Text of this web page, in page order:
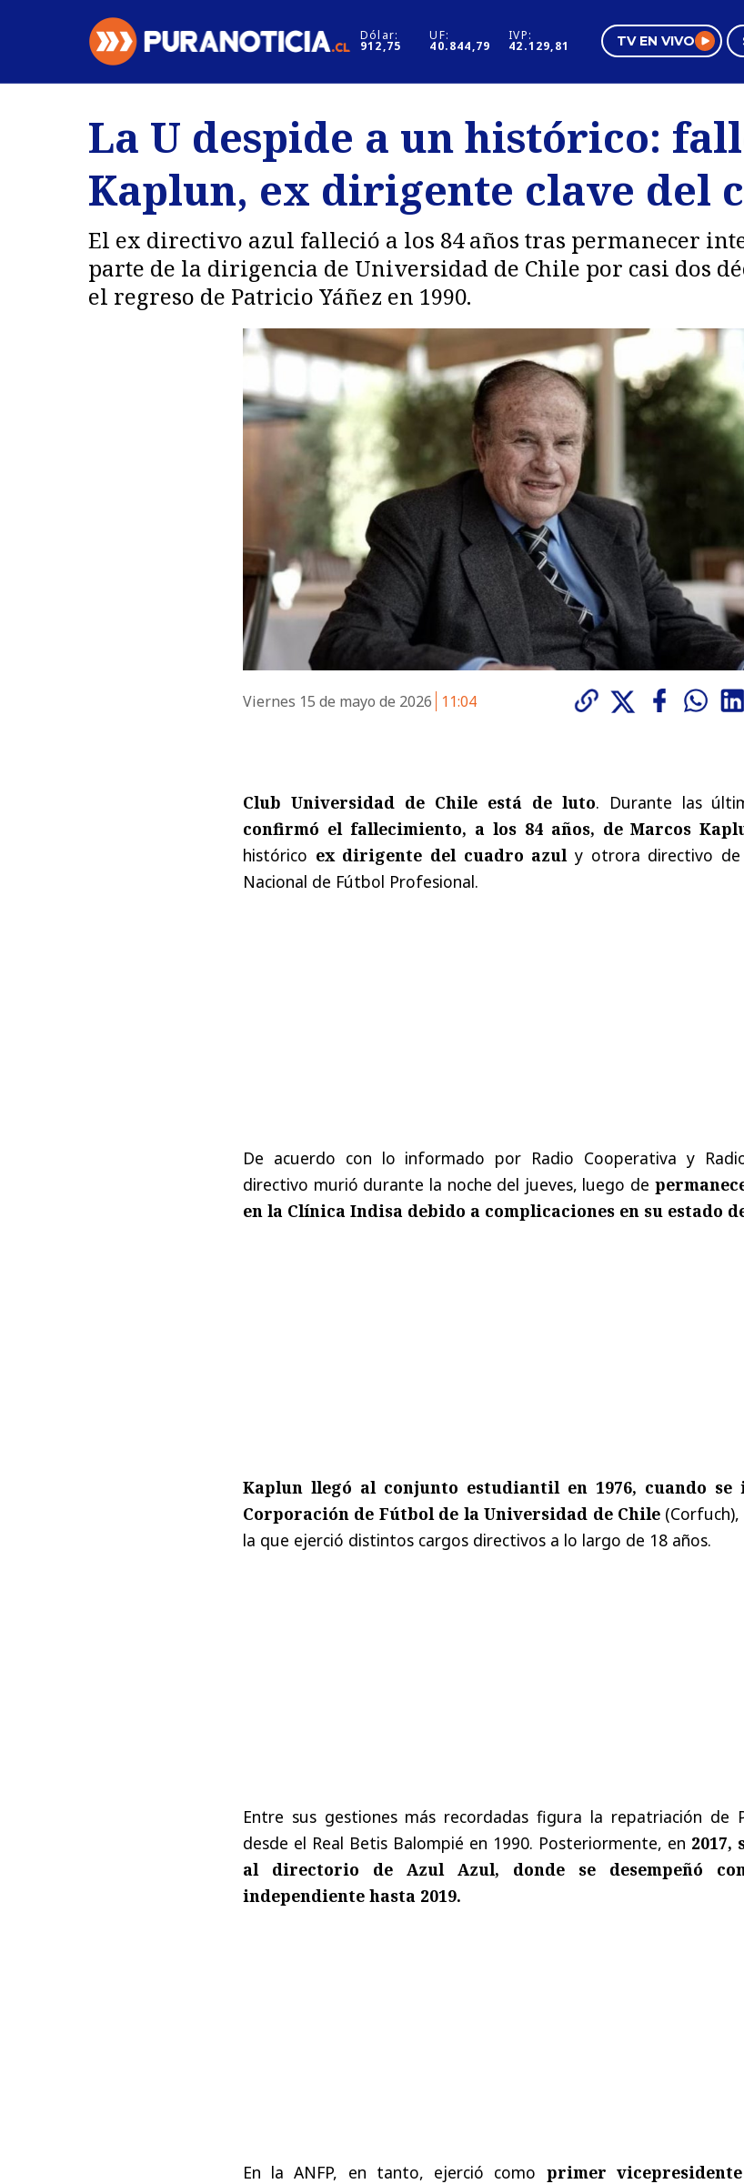
Dólar:
912,75
UF:
40.844,79
IVP:
42.129,81 TV EN VIVO
Regiones
Deportes
Internacional
Motores
Negocios
Pura Mujer
La U despide a un histórico:
Kaplun, ex dirigente clave del
El ex directivo azul falleció a los 84 años tras permanecer
parte de la dirigencia de Universidad de Chile por casi dos
el regreso de Patricio Yáñez en 1990.
Viernes 15 de mayo de 2026 11:04
Club Universidad de Chileestá de luto. Durante las
confirmó el fallecimiento, a los 84 años, deMarcos
histórico ex dirigente del cuadro azul y otrora directivo
Nacional de Fútbol Profesional.
De acuerdo con lo informado por Radio Cooperativa y
directivo murió durante la noche del jueves, luego de
en la Clínica Indisa debido a complicaciones en su estado
Kaplun llegó al conjunto estudiantil en 1976, cuando
Corporación de Fútbol de la Universidad de Chile
la que ejerció distintos cargos directivos a lo largo de 18 años.
Entre sus gestiones más recordadas figura la repatriación de
desde el Real Betis Balompié en 1990. Posteriormente, en 2017,
al directorio deAzul Azul, donde se desempeñó
independiente hasta 2019.
En la ANFP, en tanto, ejerció como primer